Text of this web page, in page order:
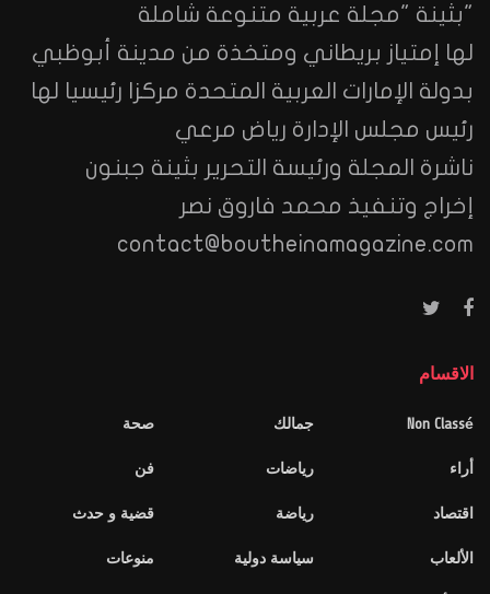
"بثينة "مجلة عربية متنوعة شاملة
لها إمتياز بريطاني ومتخذة من مدينة أبوظبي
بدولة الإمارات العربية المتحدة مركزا رئيسيا لها
رئيس مجلس الإدارة رياض مرعي
ناشرة المجلة ورئيسة التحرير بثينة جبنون
إخراج وتنفيذ محمد فاروق نصر
contact@boutheinamagazine.com
الاقسام
Non Classé
أراء
اقتصاد
الألعاب
جمالك
رياضات
رياضة
سياسة دولية
صحة
فن
قضية و حدث
منوعات